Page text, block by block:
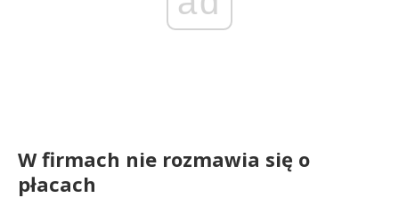
W firmach nie rozmawia się o
płacach